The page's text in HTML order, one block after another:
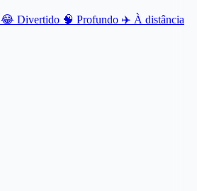
😂 Divertido 🧠 Profundo ✈️ À distância